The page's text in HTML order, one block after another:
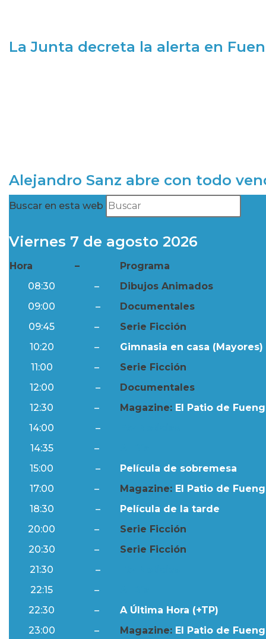
La Junta decreta la alerta en
Alejandro Sanz abre con todo
Buscar en esta web
Viernes 7 de agosto 2026
Hora –
Programa
08:30
–
Dibujos Animados
09:00
–
Documentales
09:45
–
Serie Ficción
10:20
–
Gimnasia en casa (Mayores)
11:00
–
Serie Ficción
12:00
–
Documentales
12:30
– Magazine: El Patio de
14:00
–
14:35
–
15:00
–
Película de sobremesa
17:00
– Magazine: El Patio de
18:30
–
Película de la tarde
20:00
–
Serie Ficción
20:30
–
Serie Ficción
21:30
–
22:15
–
22:30
–
A Última Hora (+TP)
23:00
– Magazine: El Patio de